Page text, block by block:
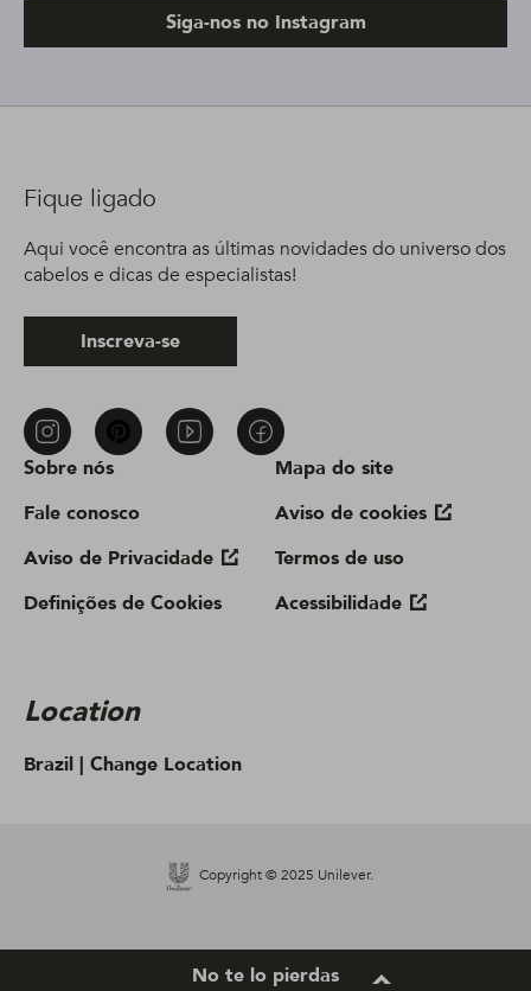
Siga-nos no Instagram
Sobre nós
Fale conosco
Aviso de Privacidade
Definições de Cookies
Mapa do site
Aviso de cookies
Termos de uso
Acessibilidade
Location
Brazil | Change Location
Fique ligado
Aqui você encontra as últimas novidades do universo dos
cabelos e dicas de especialistas!
Inscreva-se
Copyright © 2025 Unilever.
No te lo pierdas